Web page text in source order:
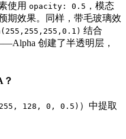
使用 opacity: 0.5 ，模态
期效果。同样，带毛玻璃效
结合
创建了半透明层，
？
128, 0, 0.5) ）中提取